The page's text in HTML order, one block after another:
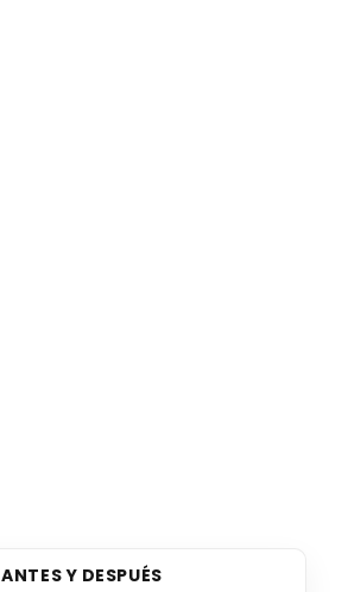
ANTES Y DESPUÉS